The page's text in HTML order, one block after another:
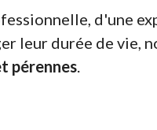
d'une
leur durée de vie,
pérennes.